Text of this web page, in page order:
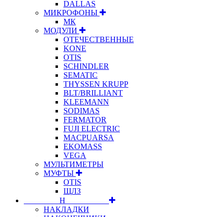
DALLAS
МИКРОФОНЫ
МК
МОДУЛИ
ОТЕЧЕСТВЕННЫЕ
KONE
OTIS
SCHINDLER
SEMATIC
THYSSEN KRUPP
BLT/BRILLIANT
KLEEMANN
SODIMAS
FERMATOR
FUJI ELECTRIC
MACPUARSA
EKOMASS
VEGA
МУЛЬТИМЕТРЫ
МУФТЫ
OTIS
ЩЛЗ
⠀⠀⠀⠀⠀⠀Н⠀⠀⠀⠀⠀⠀⠀
НАКЛАДКИ